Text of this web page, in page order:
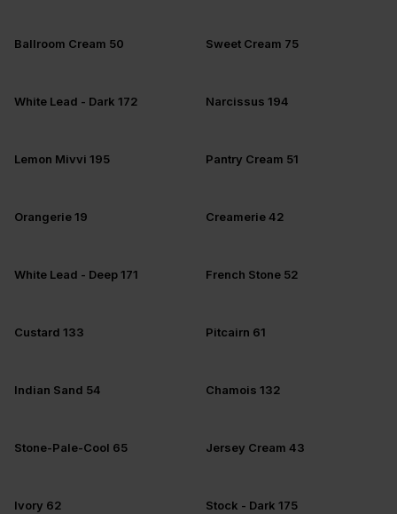
Ballroom Cream 50 Sweet Cream 75
White Lead - Dark 172 Narcissus 194
Lemon Mivvi 195 Pantry Cream 51
Orangerie 19 Creamerie 42
White Lead - Deep 171 French Stone 52
Custard 133 Pitcairn 61
Indian Sand 54 Chamois 132
Stone-Pale-Cool 65 Jersey Cream 43
Ivory 62 Stock - Dark 175